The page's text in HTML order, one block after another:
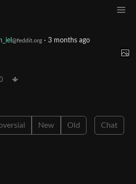
@feddit.org · 3 months ago
New Old Chat